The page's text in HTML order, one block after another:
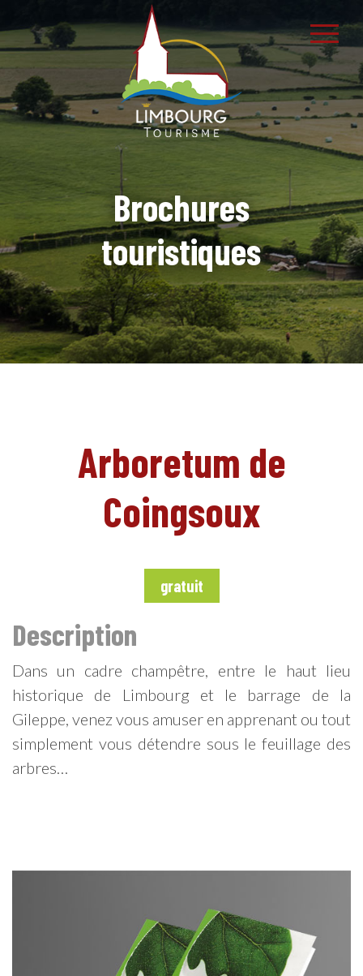
Brochures
touristiques
Arboretum de
Coingsoux
gratuit
Description
Dans un cadre champêtre, entre le haut lieu
historique de Limbourg et le barrage de la
Gileppe, venez vous amuser en apprenant ou tout
simplement vous détendre sous le feuillage des
arbres…